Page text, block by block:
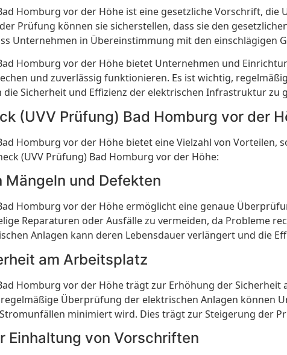
Homburg vor der Höhe ist eine gesetzliche Vorschrift,
Prüfung können sie sicherstellen, dass sie den
Unternehmen in Übereinstimmung mit den
Homburg vor der Höhe bietet Unternehmen und
und zuverlässig funktionieren. Es ist wichtig,
Sicherheit und Effizienz der elektrischen Infrastruktur zu
(UVV Prüfung) Bad Homburg vor der
Homburg vor der Höhe bietet eine Vielzahl von
(UVV Prüfung) Bad Homburg vor der Höhe:
Mängeln und Defekten
Homburg vor der Höhe ermöglicht eine genaue
Reparaturen oder Ausfälle zu vermeiden, da Probleme
Anlagen kann deren Lebensdauer verlängert und die
am Arbeitsplatz
Homburg vor der Höhe trägt zur Erhöhung der
Überprüfung der elektrischen Anlagen können
minimiert wird. Dies trägt zur Steigerung der
Einhaltung von Vorschriften